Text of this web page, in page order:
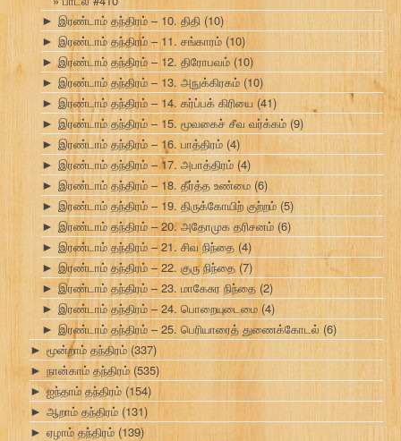
► இரண்டாம் தந்திரம் – 10. திதி (10)
► இரண்டாம் தந்திரம் – 11. சங்காரம் (10)
► இரண்டாம் தந்திரம் – 12. திரோபவம் (10)
► இரண்டாம் தந்திரம் – 13. அநுக்கிரகம் (10)
► இரண்டாம் தந்திரம் – 14. கர்ப்பக் கிரியை (41)
► இரண்டாம் தந்திரம் – 15. மூவகைச் சீவ வர்க்கம் (9)
► இரண்டாம் தந்திரம் – 16. பாத்திரம் (4)
► இரண்டாம் தந்திரம் – 17. அபாத்திரம் (4)
► இரண்டாம் தந்திரம் – 18. தீர்த்த உண்மை (6)
► இரண்டாம் தந்திரம் – 19. திருக்கோயிற் குற்றம் (5)
► இரண்டாம் தந்திரம் – 20. அதோமுக தரிசனம் (6)
► இரண்டாம் தந்திரம் – 21. சிவ நிந்தை (4)
► இரண்டாம் தந்திரம் – 22. குரு நிந்தை (7)
► இரண்டாம் தந்திரம் – 23. மாகேசுர நிந்தை (2)
► இரண்டாம் தந்திரம் – 24. பொறையுடைமை (4)
► இரண்டாம் தந்திரம் – 25. பெரியாரைத் துணைக்கோடல் (6)
► மூன்றாம் தந்திரம் (337)
► நான்காம் தந்திரம் (535)
► ஐந்தாம் தந்திரம் (154)
► ஆறாம் தந்திரம் (131)
► ஏழாம் தந்திரம் (139)